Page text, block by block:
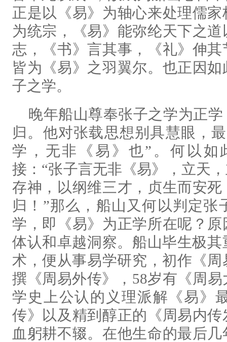
正是以《易》为轴心来处理儒
为统宗，《易》能弥纶天下之
志，《书》言其事，《礼》伸
皆为《易》之羽翼尔。也正因
子之学。
晚年船山尊奉张子之学为正
归。他对张载思想别具慧眼，
学，无非《易》也”。何以
接：“张子言无非《易》，立天
存神，以纲维三才，贞生而安
归！”那么，船山又何以判定
学，即《易》为正学所在呢？
体认和卓越洞察。船山毕生极
术，便从事易学研究，初作《
撰《周易外传》，58岁有《周
学史上公认的义理派解《易》
传》以及精到醇正的《周易内
血躬耕不辍。在他生命的最后